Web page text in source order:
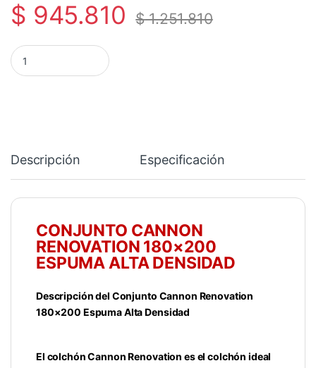
$ 945.810 $1.251.810
CONJUNTO CANNON RENOVATION 180x200 ESPUMA ALTA
Descripción Especificación
CONJUNTO CANNON
RENOVATION 180×200
ESPUMA ALTA DENSIDAD
Descripción del Conjunto Cannon Renovation
180×200 Espuma Alta Densidad
El colchón Cannon Renovation es el colchón ideal